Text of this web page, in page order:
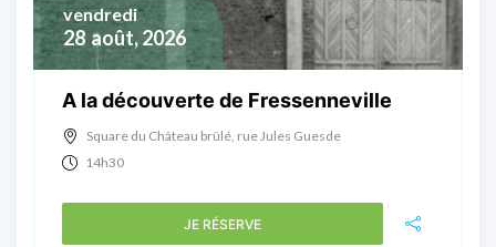
28 août, 2026
vendredi
A la découverte de Fressenneville
Square du Château brûlé, rue Jules Guesde
14h30
JE RÉSERVE